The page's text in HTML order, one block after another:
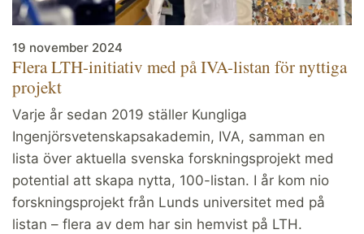
19 november 2024
Flera LTH-initiativ med på IVA-listan för nyttiga
projekt
Varje år sedan 2019 ställer Kungliga
Ingenjörsvetenskapsakademin, IVA, samman en
lista över aktuella svenska forskningsprojekt med
potential att skapa nytta, 100-listan. I år kom nio
forskningsprojekt från Lunds universitet med på
listan – flera av dem har sin hemvist på LTH.